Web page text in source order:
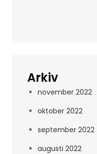
Arkiv
november 2022
oktober 2022
september 2022
augusti 2022